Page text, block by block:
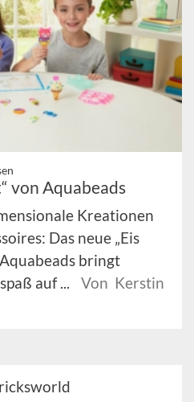
von Aquabeads
Kreationen
Das neue „Eis
bringt
auf ...
Von Kerstin